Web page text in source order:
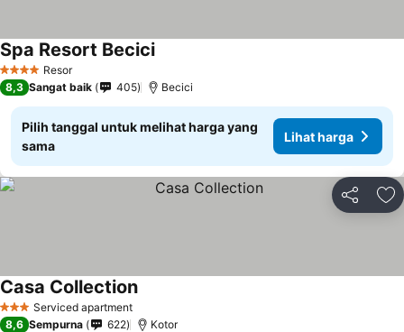
4 BintangResor
Spa Resort BeciciLihat harga
8,3 Sangat baik 405 Becici
Pilih tanggal untuk melihat harga yang
sama
Lihat harga
Bagikan
3 BintangServiced apartment
Casa CollectionLihat harga
8,6 Sempurna 622 Kotor